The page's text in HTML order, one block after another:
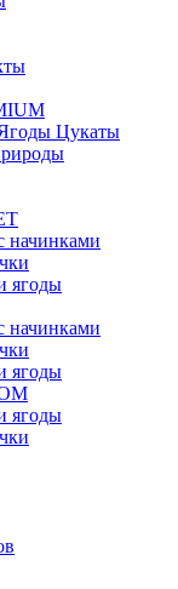
Цукаты
начинками
ягоды
начинками
ягоды
ягоды